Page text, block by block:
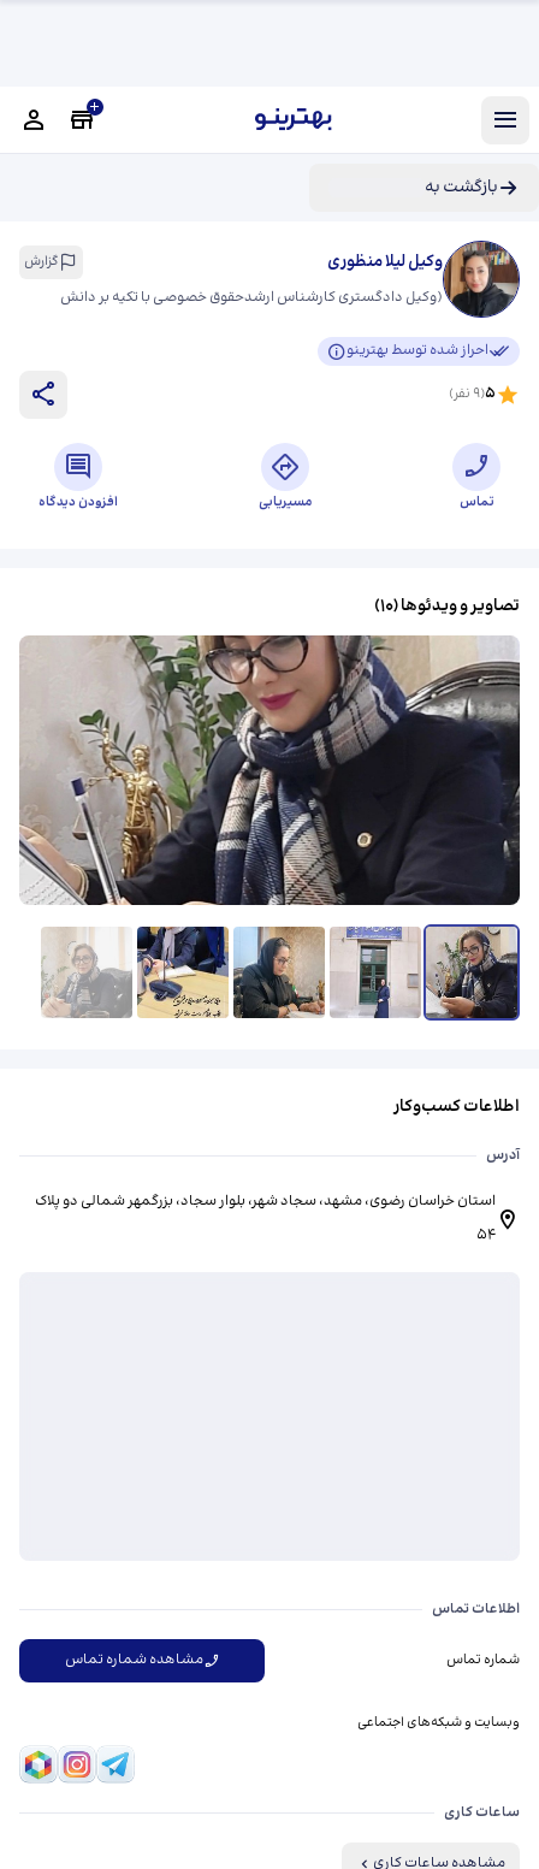
بازگشت به
وکیل لیلا منظوری گزارش
(
وکیل دادگستری کارشناس ارشدحقوق خصوصی با تکیه بر دانش
تخصصی، تعهدحرفه‌ای، آماده وکالت در کلیه دعاوی حقوقی، کیفری،
خانواده، ملکی و ثبتی هستم
احراز شده توسط بهترینو
5
(
9 نفر)
تماس مسیریابی افزودن دیدگاه
تصاویر و ویدئوها (10
)
اطلاعات کسب‌وکار
آدرس
استان خراسان رضوی، مشهد، سجاد شهر، بلوار سجاد، ​بزرگمهر شمالی دو پلاک
54
اطلاعات تماس
شماره تماس مشاهده شماره تماس
وبسایت و شبکه‌های اجتماعی
ساعات کاری
مشاهده ساعات کاری